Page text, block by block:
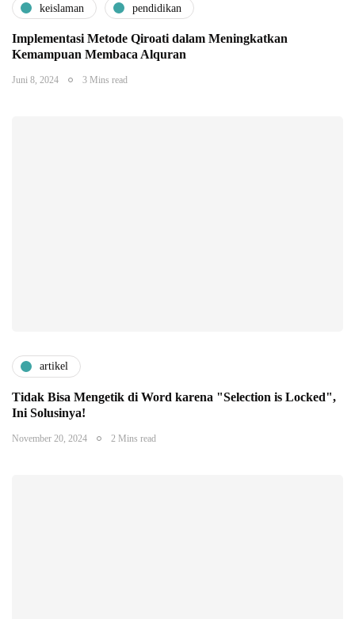
keislaman pendidikan
Implementasi Metode Qiroati dalam Meningkatkan
Kemampuan Membaca Alquran
Juni 8, 2024 3 Mins read
artikel
Tidak Bisa Mengetik di Word karena "Selection is Locked",
Ini Solusinya!
November 20, 2024 2 Mins read